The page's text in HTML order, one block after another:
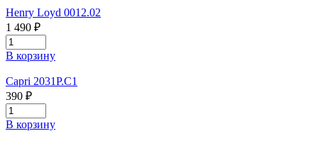
Henry Loyd 0012.02
1 490 ₽
В корзину
Capri 2031P.C1
390 ₽
В корзину